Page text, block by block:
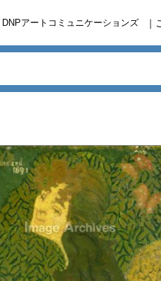
DNPアートコミュニケーションズ ｜